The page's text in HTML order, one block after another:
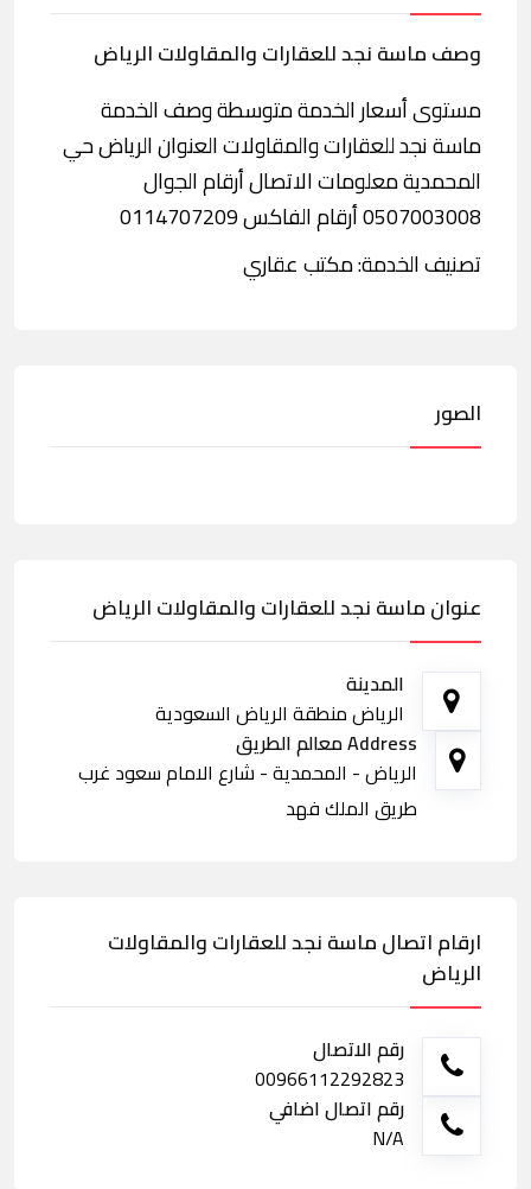
وصف ماسة نجد للعقارات والمقاولات الرياض
مستوى أسعار الخدمة متوسطة وصف الخدمة
ماسة نجد للعقارات والمقاولات العنوان الرياض حي
المحمدية معلومات الاتصال أرقام الجوال
0507003008 أرقام الفاكس 0114707209
تصنيف الخدمة: مكتب عقاري
الصور
عنوان ماسة نجد للعقارات والمقاولات الرياض
المدينة
الرياض منطقة الرياض السعودية
Address معالم الطريق
الرياض - المحمدية - شارع الامام سعود غرب
طريق الملك فهد
ارقام اتصال ماسة نجد للعقارات والمقاولات
الرياض
رقم الاتصال
00966112292823
رقم اتصال اضافي
N/A